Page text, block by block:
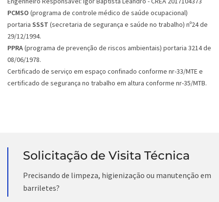
PCMSO (programa de controle médico de saúde ocupacional)
portaria SSST (secretaria de segurança e saúde no trabalho) nº24 de
29/12/1994.
PPRA(programa de prevenção de riscos ambientais) portaria 3214 de
08/06/1978.
Certificado de serviço em espaço confinado conforme nr-33/MTE e
certificado de segurança no trabalho em altura conforme nr-35/MTB.
Solicitação de Visita Técnica
Precisando de limpeza, higienização ou manutenção em
barriletes?